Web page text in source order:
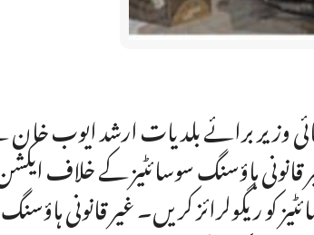
وزیر برائے بلدیات ارشد ایوب خان نے
قانونی ہاؤسنگ سوسائٹیز کے خلاف
کو ریگولرائز کریں۔ غیر قانونی